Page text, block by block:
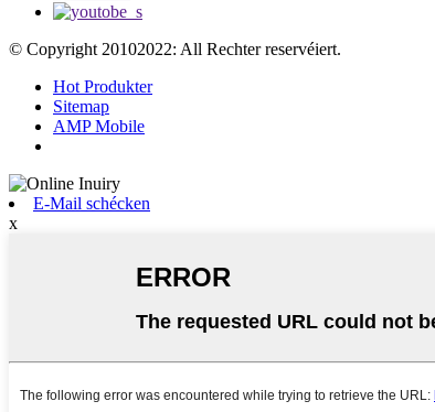
© Copyright 20102022: All Rechter reservéiert.
Hot Produkter
Sitemap
AMP Mobile
E-Mail schécken
x